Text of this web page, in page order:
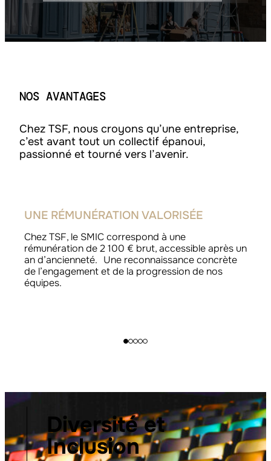
NOS AVANTAGES
Chez TSF, nous croyons qu’une entreprise,
c’est avant tout un collectif épanoui,
passionné et tourné vers l’avenir.
UNE RÉMUNÉRATION VALORISÉE
Chez TSF, le SMIC correspond à une
rémunération de 2 100 € brut, accessible après un
an d’ancienneté. Une reconnaissance concrète
de l’engagement et de la progression de nos
équipes.
Diversité et
Inclusion